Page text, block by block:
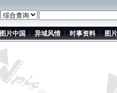
图片中国 异域风情 时事资料 图